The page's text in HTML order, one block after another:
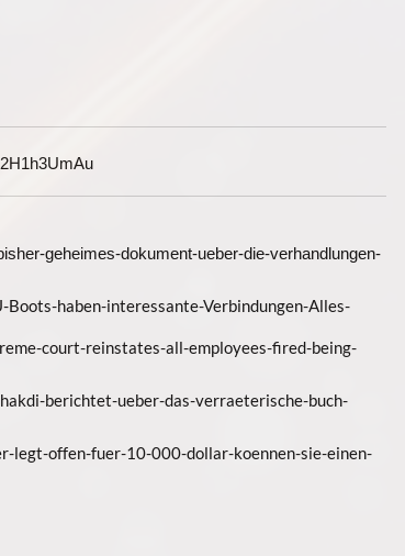
geheimes-dokument-ueber-die-verhandlungen-
haben-interessante-Verbindungen-Alles-
court-reinstates-all-employees-fired-being-
berichtet-ueber-das-verraeterische-buch-
offen-fuer-10-000-dollar-koennen-sie-einen-